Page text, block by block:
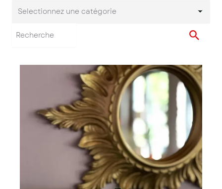
Selectionnez une
Selectionnez une catégorie